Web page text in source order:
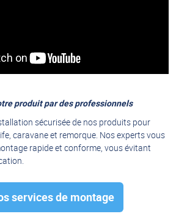
produit par des professionnels
sécurisée de nos produits pour
caravane et remorque. Nos experts vous
rapide et conforme, vous évitant
services de montage